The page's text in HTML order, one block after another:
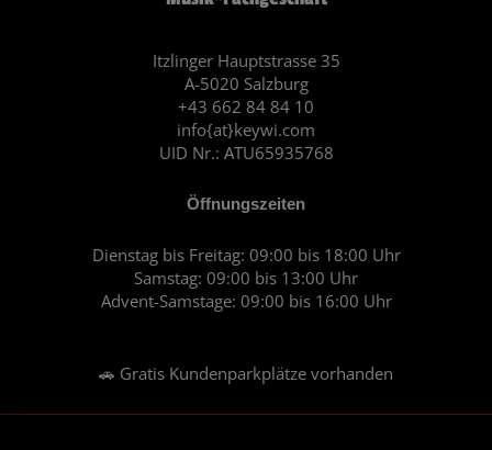
Itzlinger Hauptstrasse 35
A-5020 Salzburg
+43 662 84 84 10
info{at}keywi.com
UID Nr.: ATU65935768
Öffnungszeiten
Dienstag bis Freitag: 09:00 bis 18:00 Uhr
Samstag: 09:00 bis 13:00 Uhr
Advent-Samstage: 09:00 bis 16:00 Uhr
🚗 Gratis Kundenparkplätze vorhanden
b
o
k
a
r
a
m